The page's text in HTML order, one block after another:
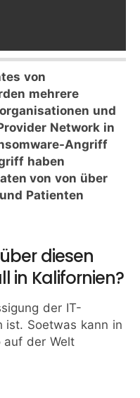
von
mehrere
und
Network in
Angriff
haben
von von über
Patienten
diesen
in Kalifornien?
der IT-
ist. Soetwas kann in
auf der Welt